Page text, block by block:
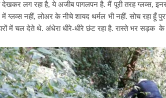
देखकर लग रहा है, ये अजीब पागलपन है. मैं पूरी तरह
में ग्लव्स नहीं, लोअर के नीचे शायद थर्मल भी नहीं. सोच रहा हूँ
में चल देते थे. अंधेरा धीरे-धीरे छंट रहा है. रास्ते भर सड़क